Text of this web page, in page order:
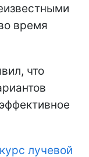
время
что
лучевой